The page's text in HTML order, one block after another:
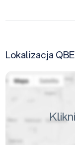
Lokalizacja